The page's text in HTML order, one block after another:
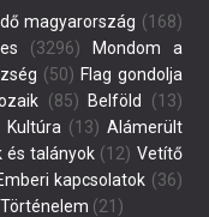
magyarország (168)
(3296)
Mondom a
(50) Flag gondolja
(85) Belföld
(13)
Kultúra (13) Alámerült
és talányok (12) Vetítő
kapcsolatok (36)
Történelem (21)